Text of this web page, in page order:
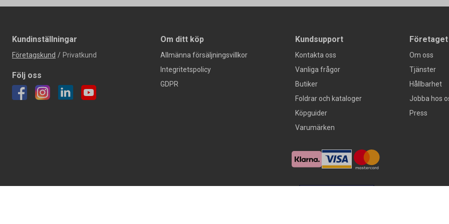
Kundinställningar
Företagskund / Privatkund
Följ oss
Om ditt köp
Allmänna försäljningsvillkor
Integritetspolicy
GDPR
Kundsupport
Kontakta oss
Vanliga frågor
Butiker
Foldrar och kataloger
Köpguider
Varumärken
Företaget
Om oss
Tjänster
Hållbarhet
Jobba hos
Press